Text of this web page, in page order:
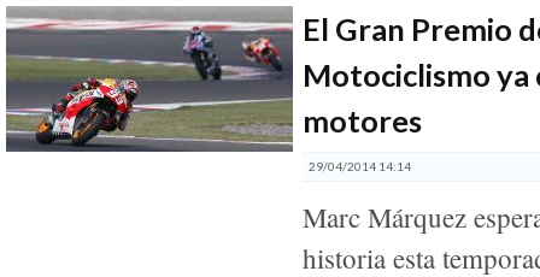
El Gran Premio
Motociclismo ya
motores
29/04/2014 14:14
Marc Márquez
historia esta